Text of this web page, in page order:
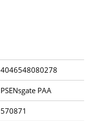
4046548080278
PSENsgate PAA
570871